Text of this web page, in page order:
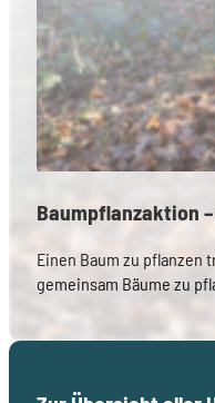
Baumpflanzaktion –
Einen Baum zu pflanzen
gemeinsam Bäume zu